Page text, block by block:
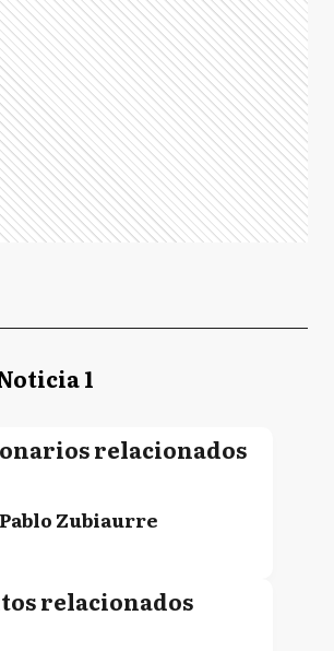
1
relacionados
Zubiaurre
relacionados